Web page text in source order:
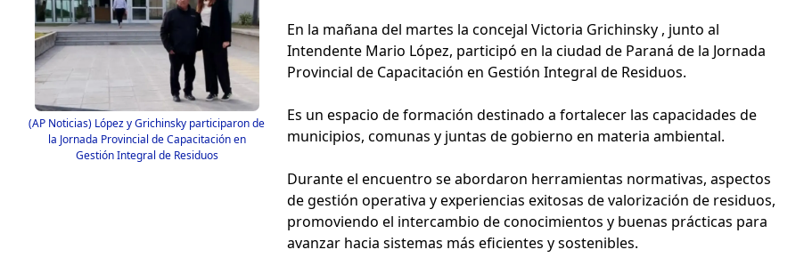
(AP Noticias) López y Grichinsky participaron de
la Jornada Provincial de Capacitación en
Gestión Integral de Residuos
En la mañana del martes la concejal Victoria Grichinsky , junto al
Intendente Mario López, participó en la ciudad de Paraná de la Jornada
Provincial de Capacitación en Gestión Integral de Residuos.
Es un espacio de formación destinado a fortalecer las capacidades de
municipios, comunas y juntas de gobierno en materia ambiental.
Durante el encuentro se abordaron herramientas normativas, aspectos
de gestión operativa y experiencias exitosas de valorización de residuos,
promoviendo el intercambio de conocimientos y buenas prácticas para
avanzar hacia sistemas más eficientes y sostenibles.